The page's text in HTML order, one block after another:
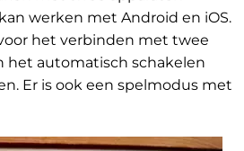
werken met Android en iOS.
het verbinden met twee
het automatisch schakelen
Er is ook een spelmodus met